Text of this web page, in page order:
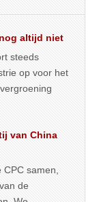
altijd niet
steeds
op voor het
van China
samen,
de